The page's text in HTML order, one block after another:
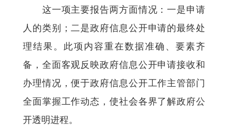
这一项主要报告两方面情况：一是申请
人的类别；二是政府信息公开申请的最终处
理结果。此项内容重在数据准确、要素齐
备，全面客观反映政府信息公开申请接收和
办理情况，便于政府信息公开工作主管部门
全面掌握工作动态，使社会各界了解政府公
开透明进程。